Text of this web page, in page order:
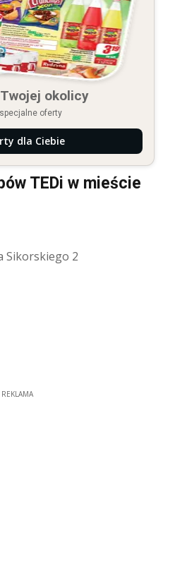
okolicy
oferty
dla Ciebie
TEDi w mieście
Sikorskiego 2
REKLAMA